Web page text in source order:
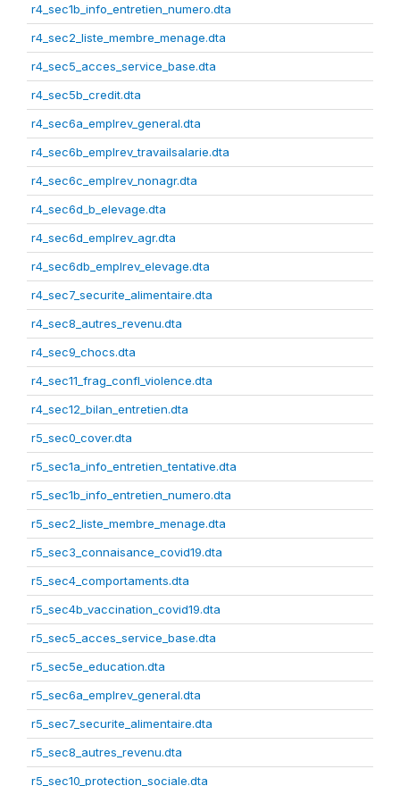
r4_sec1b_info_entretien_numero.dta
r4_sec2_liste_membre_menage.dta
r4_sec5_acces_service_base.dta
r4_sec5b_credit.dta
r4_sec6a_emplrev_general.dta
r4_sec6b_emplrev_travailsalarie.dta
r4_sec6c_emplrev_nonagr.dta
r4_sec6d_b_elevage.dta
r4_sec6d_emplrev_agr.dta
r4_sec6db_emplrev_elevage.dta
r4_sec7_securite_alimentaire.dta
r4_sec8_autres_revenu.dta
r4_sec9_chocs.dta
r4_sec11_frag_confl_violence.dta
r4_sec12_bilan_entretien.dta
r5_sec0_cover.dta
r5_sec1a_info_entretien_tentative.dta
r5_sec1b_info_entretien_numero.dta
r5_sec2_liste_membre_menage.dta
r5_sec3_connaisance_covid19.dta
r5_sec4_comportaments.dta
r5_sec4b_vaccination_covid19.dta
r5_sec5_acces_service_base.dta
r5_sec5e_education.dta
r5_sec6a_emplrev_general.dta
r5_sec7_securite_alimentaire.dta
r5_sec8_autres_revenu.dta
r5_sec10_protection_sociale.dta